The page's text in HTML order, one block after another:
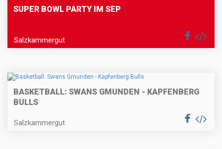
SUPER BOWL PARTY IM SEP
Salzkammergut
BASKETBALL: SWANS GMUNDEN - KAPFENBERG
BULLS
Salzkammergut